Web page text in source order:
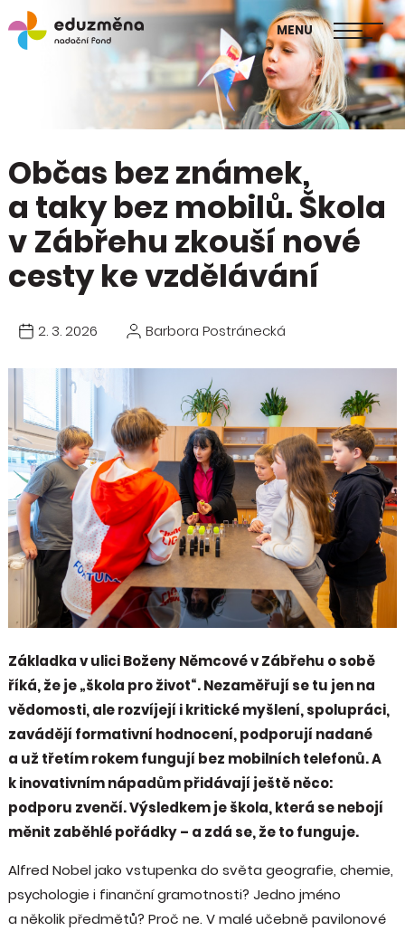
MENU
škol
Publikace Mapa změny
Občas bez známek,
a taky bez mobilů. Škola
v Zábřehu zkouší nové
cesty ke vzdělávání
2. 3. 2026 Barbora Postránecká
Základka v ulici Boženy Němcové v Zábřehu o sobě
říká, že je „škola pro život“. Nezaměřují se tu jen na
vědomosti, ale rozvíjejí i kritické myšlení, spolupráci,
zavádějí formativní hodnocení, podporují nadané
a už třetím rokem fungují bez mobilních telefonů. A
k inovativním nápadům přidávají ještě něco:
podporu zvenčí. Výsledkem je škola, která se nebojí
měnit zaběhlé pořádky – a zdá se, že to funguje.
Alfred Nobel jako vstupenka do světa geografie, chemie,
psychologie i finanční gramotnosti? Jedno jméno
a několik předmětů? Proč ne. V malé učebně pavilonové